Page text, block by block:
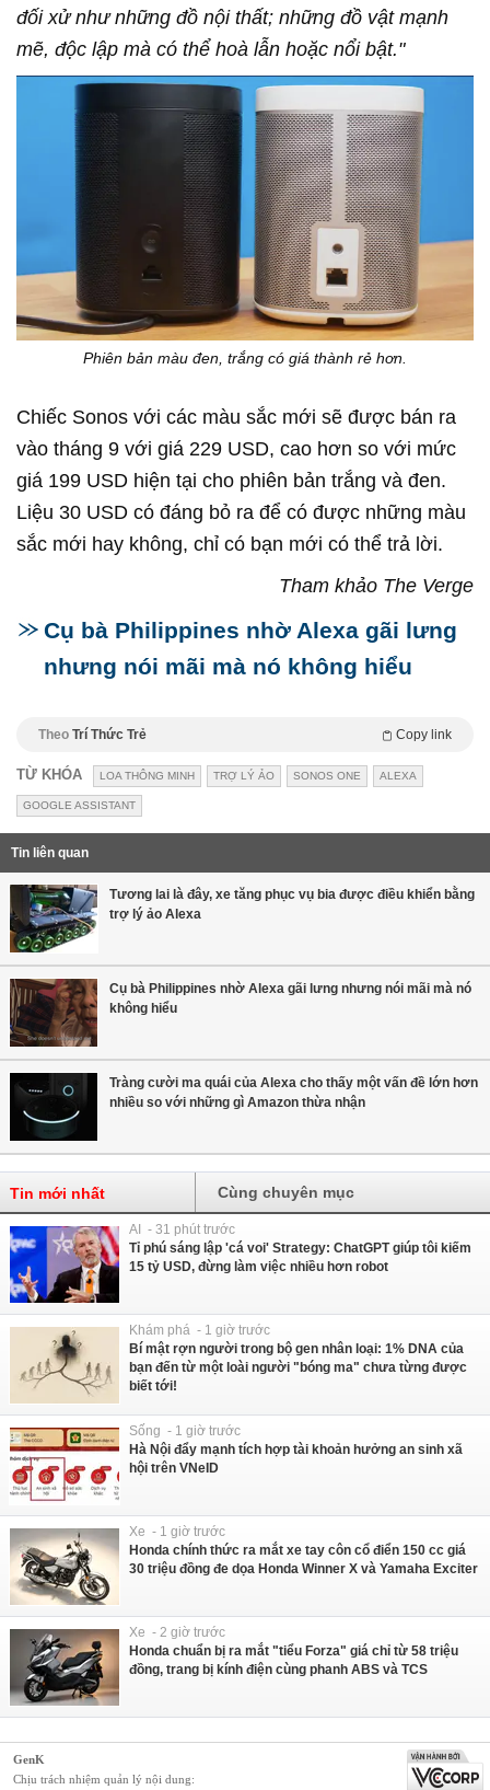
đối xử như những đồ nội thất; những đồ vật mạnh
mẽ, độc lập mà có thể hoà lẫn hoặc nổi bật."
Phiên bản màu đen, trắng có giá thành rẻ hơn.
Chiếc Sonos với các màu sắc mới sẽ được bán ra
vào tháng 9 với giá 229 USD, cao hơn so với mức
giá 199 USD hiện tại cho phiên bản trắng và đen.
Liệu 30 USD có đáng bỏ ra để có được những màu
sắc mới hay không, chỉ có bạn mới có thể trả lời.
Tham khảo The Verge
Cụ bà Philippines nhờ Alexa gãi lưng
nhưng nói mãi mà nó không hiểu
Theo Trí Thức Trẻ Copy link
TỪ KHÓA LOA THÔNG MINH TRỢ LÝ ẢO SONOS ONE ALEXA
GOOGLE ASSISTANT
Tin liên quan
Tương lai là đây, xe tăng phục vụ bia được điều khiển bằng
trợ lý ảo Alexa
Cụ bà Philippines nhờ Alexa gãi lưng nhưng nói mãi mà nó
không hiểu
Tràng cười ma quái của Alexa cho thấy một vấn đề lớn hơn
nhiều so với những gì Amazon thừa nhận
Tin mới nhất Cùng chuyên mục
AI - 31 phút trước
Tỉ phú sáng lập 'cá voi' Strategy: ChatGPT giúp tôi kiếm
15 tỷ USD, đừng làm việc nhiều hơn robot
Khám phá - 1 giờ trước
Bí mật rợn người trong bộ gen nhân loại: 1% DNA của
bạn đến từ một loài người "bóng ma" chưa từng được
biết tới!
Sống - 1 giờ trước
Hà Nội đẩy mạnh tích hợp tài khoản hưởng an sinh xã
hội trên VNeID
Xe - 1 giờ trước
Honda chính thức ra mắt xe tay côn cổ điển 150 cc giá
30 triệu đồng đe dọa Honda Winner X và Yamaha Exciter
Xe - 2 giờ trước
Honda chuẩn bị ra mắt "tiểu Forza" giá chỉ từ 58 triệu
đồng, trang bị kính điện cùng phanh ABS và TCS
GenK
Chịu trách nhiệm quản lý nội dung: